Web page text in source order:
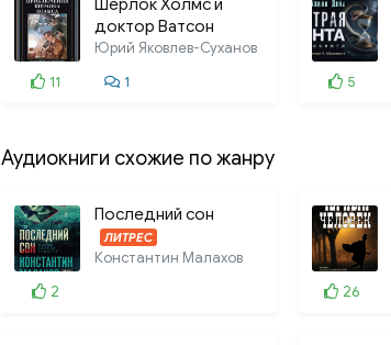
Шерлок Холмс и
доктор Ватсон
Юрий Яковлев-Суханов
11
1 5
Аудиокниги схожие по жанру
Последний сон
ЛИТРЕС
Константин Малахов
2
26